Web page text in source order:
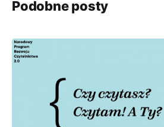
Podobne posty